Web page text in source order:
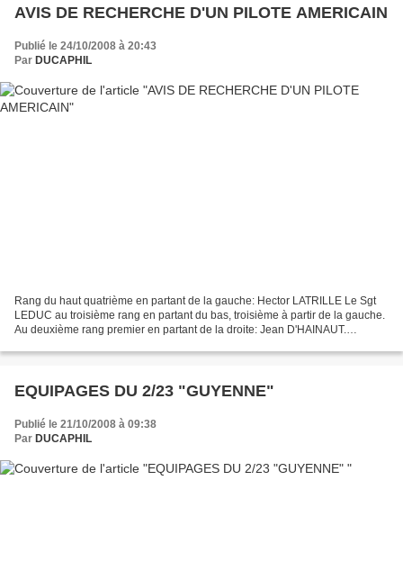
AVIS DE RECHERCHE D'UN PILOTE AMERICAIN
Publié le 24/10/2008 à 20:43
Par DUCAPHIL
Rang du haut quatrième en partant de la gauche: Hector LATRILLE Le Sgt
LEDUC au troisième rang en partant du bas, troisième à partir de la gauche.
Au deuxième rang premier en partant de la droite: Jean D'HAINAUT.
EQUIPAGES DU 2/23 "GUYENNE"
Publié le 21/10/2008 à 09:38
Par DUCAPHIL